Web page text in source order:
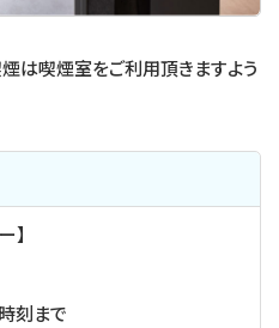
は喫煙室をご利用頂きますよう
】
刻まで